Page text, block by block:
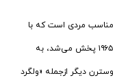
مناسب مردی است که با
سریال وسترن «شلاق» تولید سی‌بی‌اس که از ۱۹۵۹ تا ۱۹۶۵ پخش می‌شد، به
دیگر ازجمله «ولگرد